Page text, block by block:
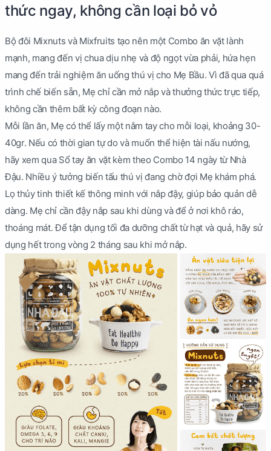
thức ngay, không cần loại bỏ vỏ
Bộ đôi Mixnuts và Mixfruits tạo nên một Combo ăn vặt lành
mạnh, mang đến vị chua dịu nhẹ và độ ngọt vừa phải, hứa hẹn
mang đến trải nghiệm ăn uống thú vị cho Mẹ Bầu. Vì đã qua quá
trình chế biến sẵn, Mẹ chỉ cần mở nắp và thưởng thức trực tiếp,
không cần thêm bất kỳ công đoạn nào.
Mỗi lần ăn, Mẹ có thể lấy một nắm tay cho mỗi loại, khoảng 30-
40gr. Nếu có thời gian tự do và muốn thể hiện tài nấu nướng,
hãy xem qua Sổ tay ăn vặt kèm theo Combo 14 ngày từ Nhà
Đậu. Nhiều ý tưởng biến tấu thú vị đang chờ đợi Mẹ khám phá.
Lọ thủy tinh thiết kế thông minh với nắp đậy, giúp bảo quản dễ
dàng. Mẹ chỉ cần đậy nắp sau khi dùng và để ở nơi khô ráo,
thoáng mát. Để tận dụng tối đa dưỡng chất từ hạt và quả, hãy sử
dụng hết trong vòng 2 tháng sau khi mở nắp.